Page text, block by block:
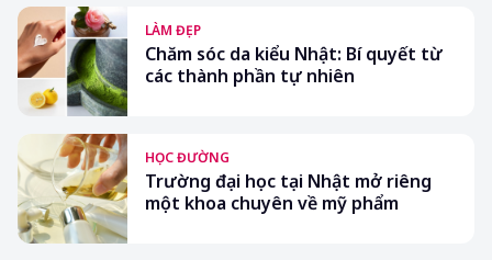
LÀM ĐẸP
Chăm sóc da kiểu Nhật: Bí quyết từ
các thành phần tự nhiên
HỌC ĐƯỜNG
Trường đại học tại Nhật mở riêng
một khoa chuyên về mỹ phẩm